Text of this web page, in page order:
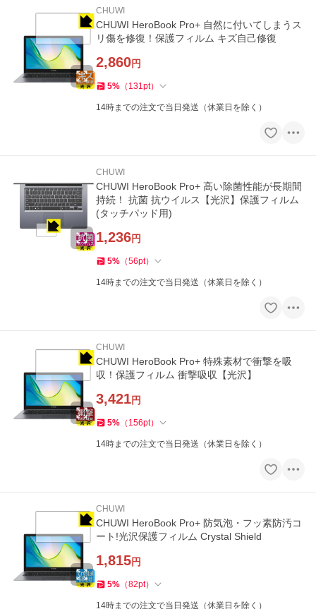
CHUWI
CHUWI HeroBook Pro+ 自然に付いてしまうス
リ傷を修復！保護フィルム キズ自己修復
2,860円
5% （ 131pt）
14時までの注文で当日発送（休業日を除く）
CHUWI
CHUWI HeroBook Pro+ 高い除菌性能が長期間
持続！ 抗菌 抗ウイルス【光沢】保護フィルム
(タッチパッド用)
1,236円
5% （56pt）
14時までの注文で当日発送（休業日を除く）
CHUWI
CHUWI HeroBook Pro+ 特殊素材で衝撃を吸
収！保護フィルム 衝撃吸収【光沢】
3,421円
5% （ 156pt）
14時までの注文で当日発送（休業日を除く）
CHUWI
CHUWI HeroBook Pro+ 防気泡・フッ素防汚コ
ート!光沢保護フィルム Crystal Shield
1,815円
5% （82pt）
14時までの注文で当日発送（休業日を除く）